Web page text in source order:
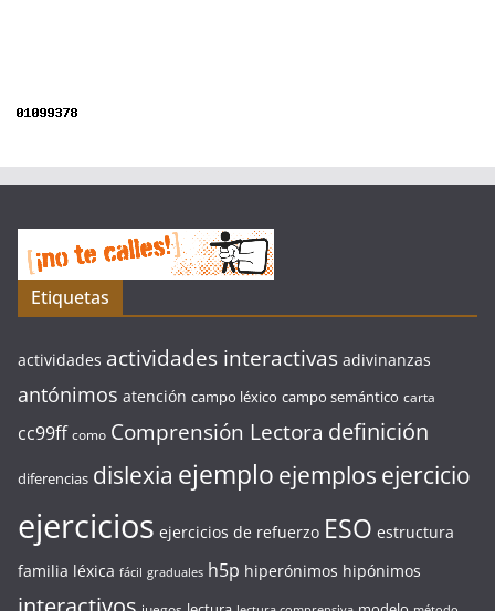
Etiquetas
actividades actividades interactivas adivinanzas
antónimos atención campo léxico campo semántico carta
cc99ff como Comprensión Lectora definición
diferencias dislexia ejemplo ejemplos ejercicio
ejercicios ejercicios de refuerzo ESO estructura
familia léxica fácil graduales h5p hiperónimos hipónimos